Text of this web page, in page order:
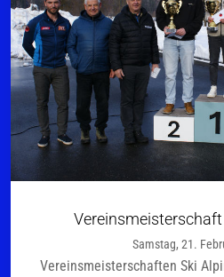
Samstag, 21.
Vereinsmeisterschaften Ski